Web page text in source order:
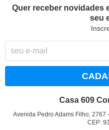
Quer receber novidades
seu
Casa 609
Avenida Pedro Adams Filho, 2767
CEP: